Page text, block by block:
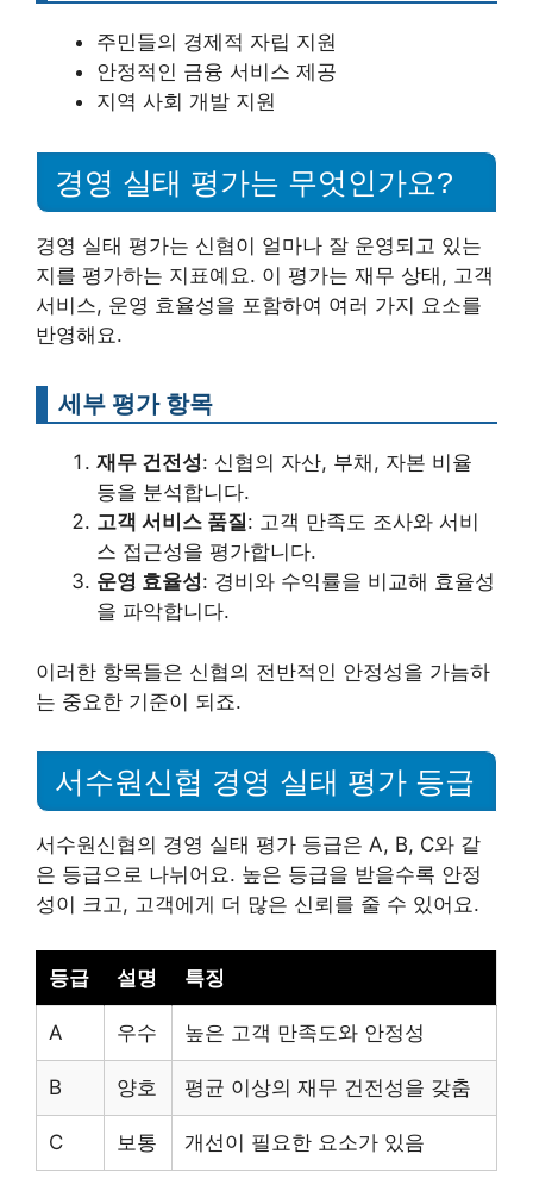
주민들의 경제적 자립 지원
안정적인 금융 서비스 제공
지역 사회 개발 지원
경영 실태 평가는 무엇인가요?
경영 실태 평가는 신협이 얼마나 잘 운영되고 있는
지를 평가하는 지표예요. 이 평가는 재무 상태, 고객
서비스, 운영 효율성을 포함하여 여러 가지 요소를
반영해요.
세부 평가 항목
재무 건전성: 신협의 자산, 부채, 자본 비율
등을 분석합니다.
고객 서비스 품질: 고객 만족도 조사와 서비
스 접근성을 평가합니다.
운영 효율성: 경비와 수익률을 비교해 효율성
을 파악합니다.
이러한 항목들은 신협의 전반적인 안정성을 가늠하
는 중요한 기준이 되죠.
서수원신협 경영 실태 평가 등급
서수원신협의 경영 실태 평가 등급은 A, B, C와 같
은 등급으로 나뉘어요. 높은 등급을 받을수록 안정
성이 크고, 고객에게 더 많은 신뢰를 줄 수 있어요.
등급 설명 특징
A 우수 높은 고객 만족도와 안정성
B 양호 평균 이상의 재무 건전성을 갖춤
C 보통 개선이 필요한 요소가 있음